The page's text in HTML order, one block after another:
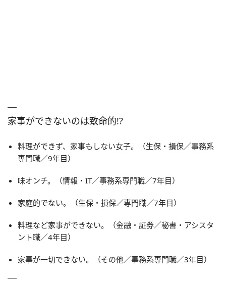
家事ができないのは致命的!?
料理ができず、家事もしない女子。（生保・損保／事務系
専門職／9年目）
味オンチ。（情報・IT／事務系専門職／7年目）
家庭的でない。（生保・損保／専門職／7年目）
料理など家事ができない。（金融・証券／秘書・アシスタ
ント職／4年目）
家事が一切できない。（その他／事務系専門職／3年目）